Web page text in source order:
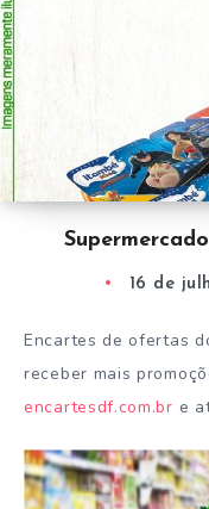
16 de
Encartes de ofertas
receber mais
encartesdf.com.br e